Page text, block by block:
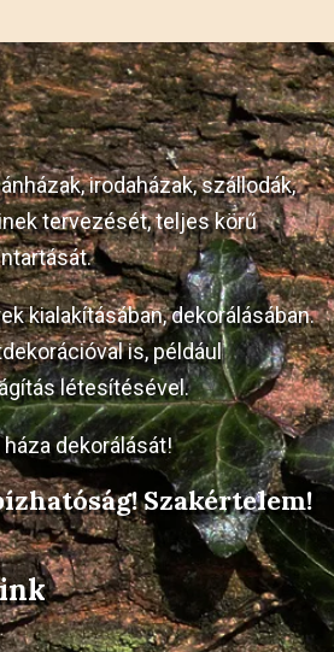
irodaházak, szállodák,
tervezését, teljes körű
kialakításában, dekorálásában.
is, például
létesítésével.
dekorálását!
Szakértelem!